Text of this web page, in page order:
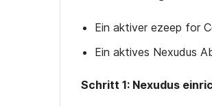
Ein aktiver ezeep for
Ein aktives Nexudus
Schritt 1: Nexudus